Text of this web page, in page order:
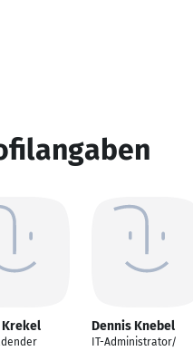
Dennis Knebel
IT-Administrator/